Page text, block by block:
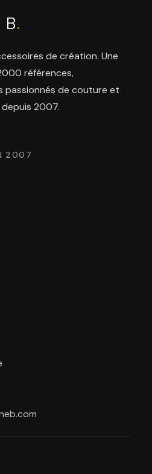
.
de création. Une
références,
passionnés de couture et
2007.
2007